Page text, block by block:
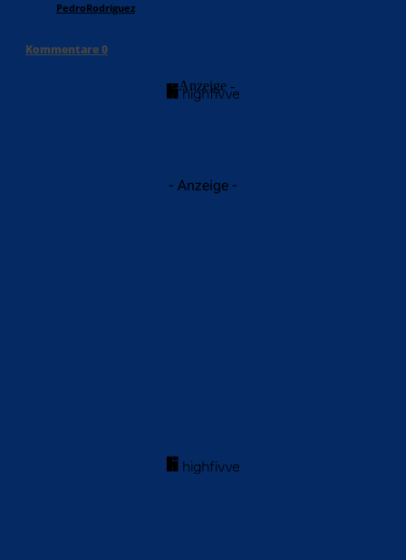
PedroRodriguez
Kommentare0
- Anzeige -
- Anzeige -